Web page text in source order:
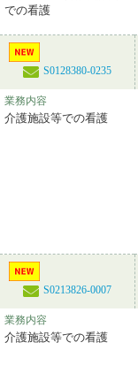
での看護
S0128380-0235
業務内容
介護施設等での看護
S0213826-0007
業務内容
介護施設等での看護